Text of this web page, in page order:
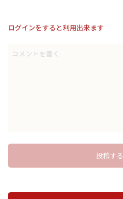
ログインをすると利用出来ます
コメントを書く
投稿する